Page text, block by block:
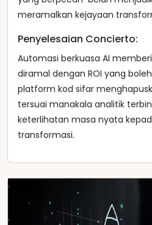
meramalkan kejayaan
Penyelesaian Concierto:
Automasi berkuasa AI
diramal dengan ROI yang
platform kod sifar
tersuai manakala analitik
keterlihatan masa nyata
transformasi.